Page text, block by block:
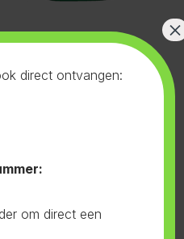
direct ontvangen:
om direct een
×